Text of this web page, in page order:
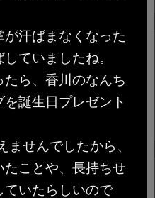
汗ばまなくなった
ていましたね。
ら、香川のなんち
誕生日プレゼント
せんでしたから、
たことや、長持ちせ
ていたらしいので